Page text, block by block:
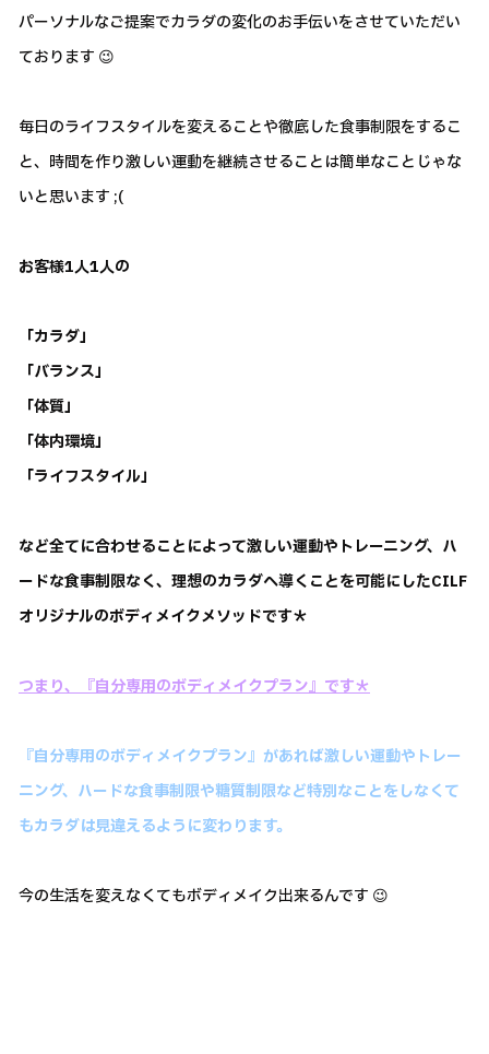
パーソナルなご提案でカラダの変化のお手伝いをさせていただい
ております 😉
毎日のライフスタイルを変えることや徹底した食事制限をするこ
と、時間を作り激しい運動を継続させることは簡単なことじゃな
いと思います ;(
お客様1人1人の
「カラダ」
「バランス」
「体質」
「体内環境」
「ライフスタイル」
など全てに合わせることによって激しい運動やトレーニング、ハ
ードな食事制限なく、理想のカラダへ導くことを可能にしたCILF
オリジナルのボディメイクメソッドです＊
つまり、『自分専用のボディメイクプラン』です＊
『自分専用のボディメイクプラン』があれば激しい運動やトレー
ニング、ハードな食事制限や糖質制限など特別なことをしなくて
もカラダは見違えるように変わります。
今の生活を変えなくてもボディメイク出来るんです 😉